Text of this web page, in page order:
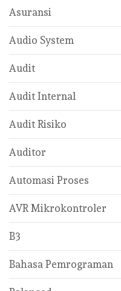
Asuransi
Audio System
Audit
Audit Internal
Audit Risiko
Auditor
Automasi Proses
AVR Mikrokontroler
B3
Bahasa Pemrograman